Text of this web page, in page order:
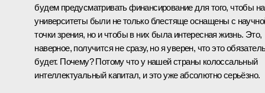
будем предусматривать финансирование для того, чтобы
университеты были не только блестяще оснащены с
точки зрения, но и чтобы в них была интересная жизнь. Это,
наверное, получится не сразу, но я уверен, что это
будет. Почему? Потому что у нашей страны колоссальный
интеллектуальный капитал, и это уже абсолютно серьёзно.